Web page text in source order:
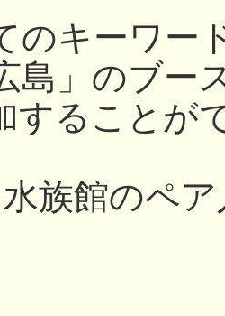
のキーワー
島」のブー
することが
族館のペ